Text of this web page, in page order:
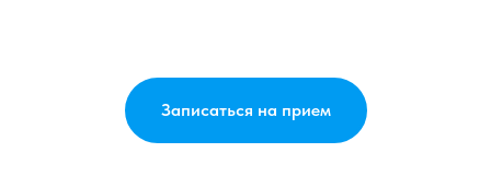
Записаться на прием